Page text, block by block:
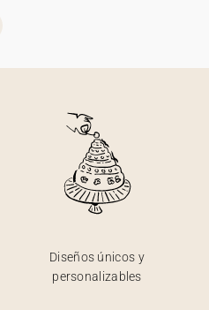
Diseños únicos y
personalizables